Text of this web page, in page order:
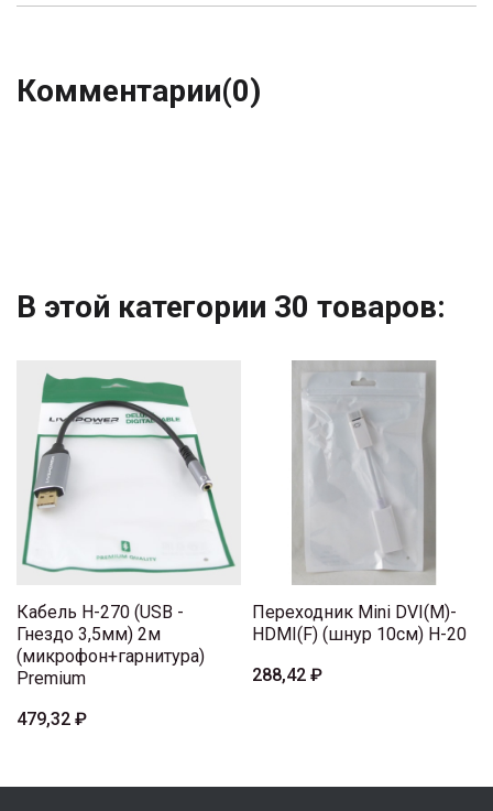
Комментарии(0)
В этой категории 30 товаров:
Кабель H-270 (USB -
Гнездо 3,5мм) 2м
(микрофон+гарнитура)
Premium
479,32 ₽
Переходник Mini DVI(M)-
HDMI(F) (шнур 10см) H-20
288,42 ₽